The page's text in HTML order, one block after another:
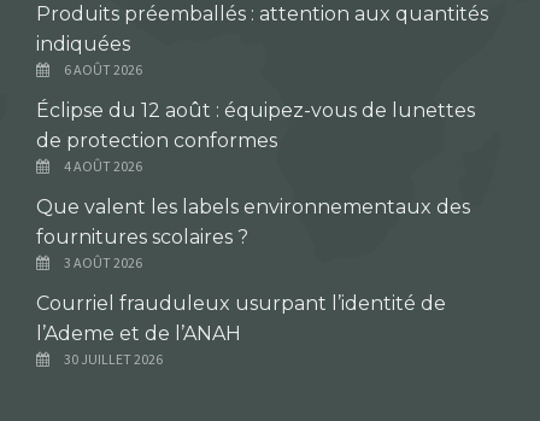
Produits préemballés : attention aux quantités
indiquées
6 AOÛT 2026
Éclipse du 12 août : équipez-vous de lunettes
de protection conformes
4 AOÛT 2026
Que valent les labels environnementaux des
fournitures scolaires ?
3 AOÛT 2026
Courriel frauduleux usurpant l’identité de
l’Ademe et de l’ANAH
30 JUILLET 2026